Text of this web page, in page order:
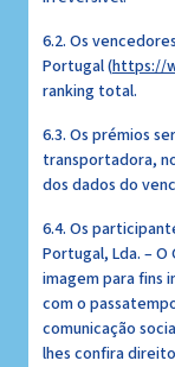
6.2. Os
Portugal (https://
ranking total.
6.3. Os prémios
transportadora,
dos dados do
6.4. Os
Portugal, Lda. –
imagem para fins
com o
comunicação
lhes confira